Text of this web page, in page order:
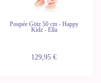
Poupée Götz 50 cm - Happy
Kidz - Ella
129,95 €